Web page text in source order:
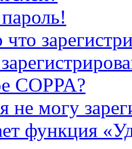
что
COPPA?
не могу
функция